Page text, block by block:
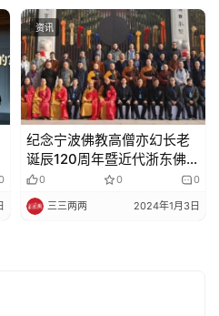
资讯
纪念宁波佛教高僧亦幻长老
诞辰120周年暨近代浙东佛教
与佛教中国化学术研讨会在
宁波慈溪隆重举行
0 0 0
三三两两 2024年1月3日